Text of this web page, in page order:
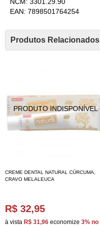
EAN: 7898501764254
Produtos Relacionados
CREME DENTAL NATURAL CÚRCUMA,
CRAVO MELALEUCA
R$ 32,95
à vista R$ 31,96 economize 3% no